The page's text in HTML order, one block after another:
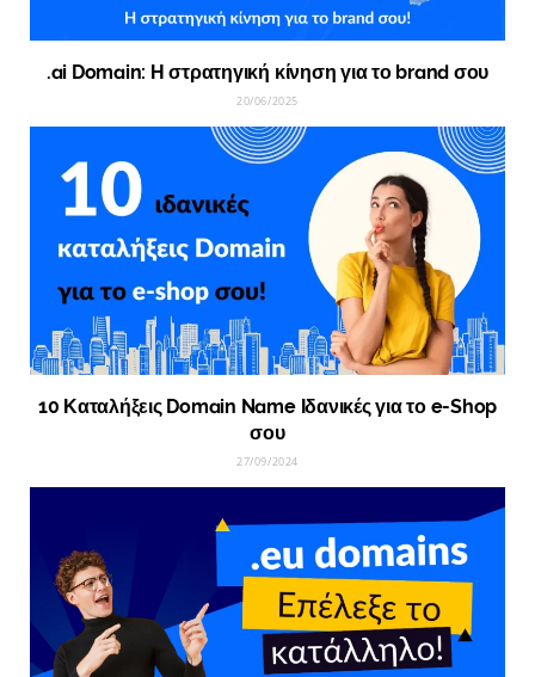
.ai Domain: Η στρατηγική κίνηση για το brand σου
20/06/2025
10 Καταλήξεις Domain Name Ιδανικές για το e-Shop
σου
27/09/2024